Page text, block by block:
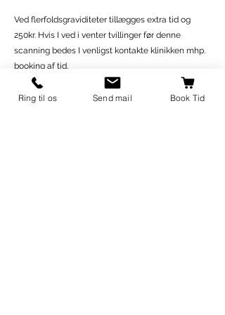
Ved flerfoldsgraviditeter tillægges extra tid og
250kr. Hvis I ved i venter tvillinger før denne
scanning bedes I venligst kontakte klinikken mhp.
booking af tid.
Ved tidlig graviditet scanner vi vaginalt. Du får
Ring til os Send mail Book Tid